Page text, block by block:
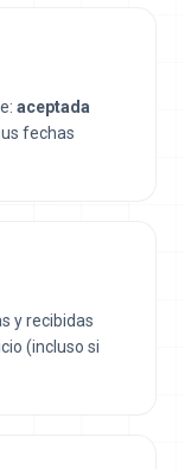
aceptada
fechas
y recibidas
(incluso si